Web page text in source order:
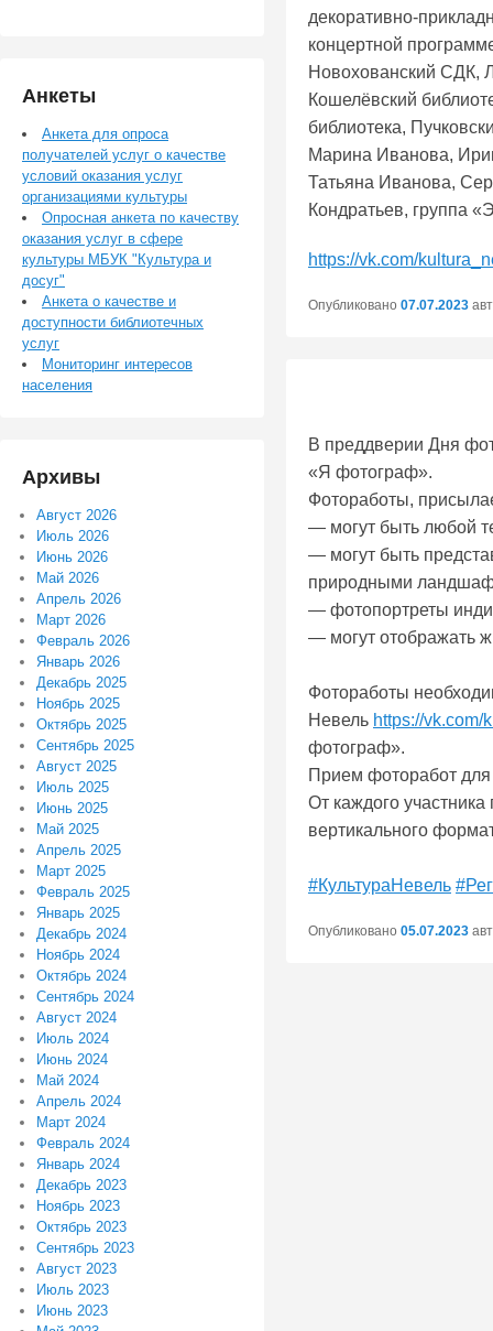
декоративно-
концертной
Новохованский СДК,
Кошелёвский
библиотека,
Марина Иванова,
Татьяна Иванова,
Кондратьев, группа
https://vk.com/
Опубликовано 07.07.2023
В преддверии Дня
«Я фотограф».
Фотоработы,
— могут быть любой
— могут быть
природными
— фотопортреты
— могут отображать
Фотоработы
Невель https://vk.com/
фотограф».
Прием фоторабот
От каждого
вертикального
#КультураНевель
Опубликовано 05.07.2023
Анкеты
Анкета для опроса
получателей услуг о качестве
условий оказания услуг
организациями культуры
Опросная анкета по качеству
оказания услуг в сфере
культуры МБУК "Культура и
досуг"
Анкета о качестве и
доступности библиотечных
услуг
Мониторинг интересов
населения
Архивы
Август 2026
Июль 2026
Июнь 2026
Май 2026
Апрель 2026
Март 2026
Февраль 2026
Январь 2026
Декабрь 2025
Ноябрь 2025
Октябрь 2025
Сентябрь 2025
Август 2025
Июль 2025
Июнь 2025
Май 2025
Апрель 2025
Март 2025
Февраль 2025
Январь 2025
Декабрь 2024
Ноябрь 2024
Октябрь 2024
Сентябрь 2024
Август 2024
Июль 2024
Июнь 2024
Май 2024
Апрель 2024
Март 2024
Февраль 2024
Январь 2024
Декабрь 2023
Ноябрь 2023
Октябрь 2023
Сентябрь 2023
Август 2023
Июль 2023
Июнь 2023